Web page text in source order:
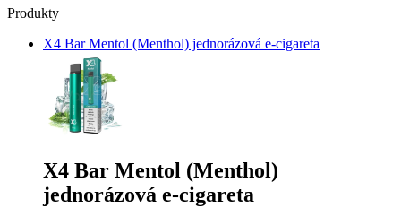
Produkty
X4 Bar Mentol (Menthol) jednorázová e-cigareta
X4 Bar Mentol (Menthol)
jednorázová e-cigareta